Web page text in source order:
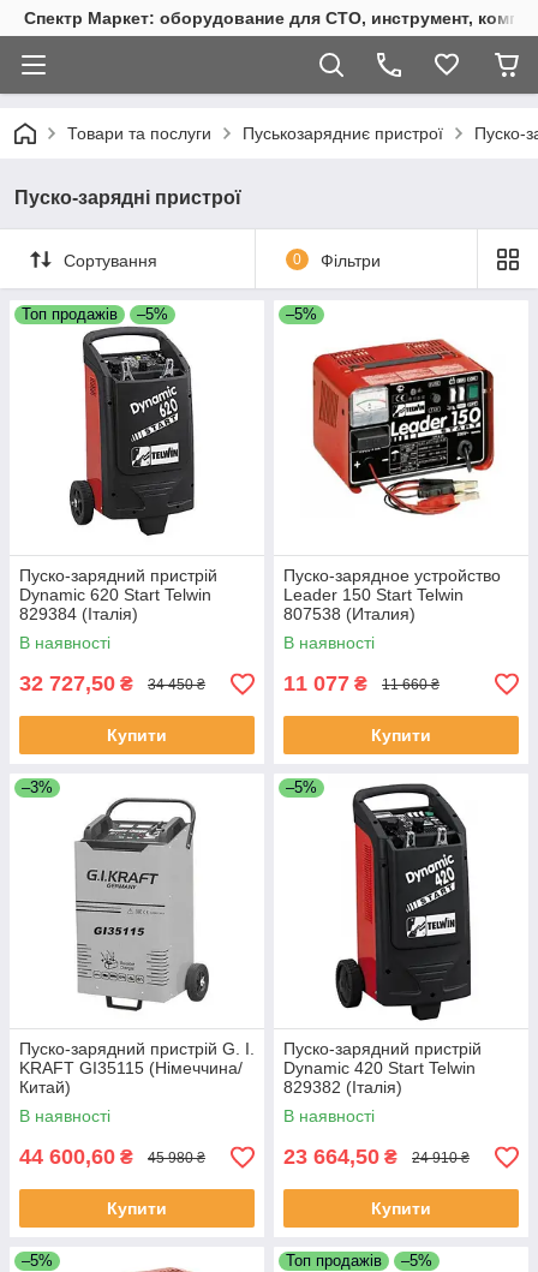
Спектр Маркет: оборудование для СТО, инструмент,
Товари та послуги Пуськозарядниє пристрої Пуско-
Пуско-зарядні пристрої
Сортування 0 Фільтри
Топ продажів –5%
Пуско-зарядний пристрій
Dynamic 620 Start Telwin
829384 (Італія)
В наявності
32 727,50 ₴ 34 450 ₴
Купити
–5%
Пуско-зарядное устройство
Leader 150 Start Telwin
807538 (Италия)
В наявності
11 077 ₴ 11 660 ₴
Купити
–3%
Пуско-зарядний пристрій G. I.
KRAFT GI35115 (Німеччина/
Китай)
В наявності
44 600,60 ₴ 45 980 ₴
Купити
–5%
Пуско-зарядний пристрій
Dynamic 420 Start Telwin
829382 (Італія)
В наявності
23 664,50 ₴ 24 910 ₴
Купити
–5% Топ продажів –5%